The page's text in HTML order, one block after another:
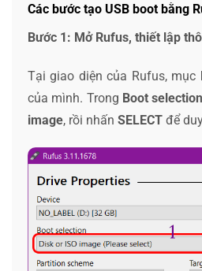
Các bước tạo USB boot bằng
Bước 1: Mở Rufus, thiết lập
Tại giao diện của Rufus, mục
của mình. Trong Boot selection
image, rồi nhấn SELECT để